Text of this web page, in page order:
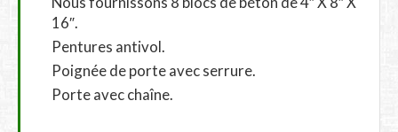
16″.
Pentures antivol.
Poignée de porte avec serrure.
Porte avec chaîne.